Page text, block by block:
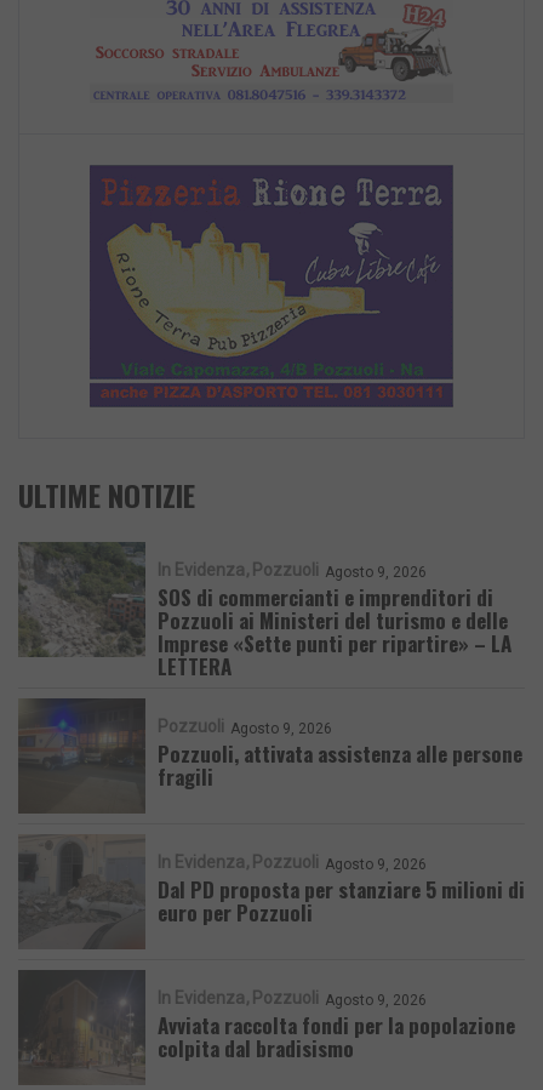
ULTIME NOTIZIE
In Evidenza Pozzuoli Agosto 9, 2026
SOS di commercianti e imprenditori di
Pozzuoli ai Ministeri del turismo e delle
Imprese «Sette punti per ripartire» – LA
LETTERA
Pozzuoli Agosto 9, 2026
Pozzuoli, attivata assistenza alle persone
fragili
In Evidenza Pozzuoli Agosto 9, 2026
Dal PD proposta per stanziare 5 milioni di
euro per Pozzuoli
In Evidenza Pozzuoli Agosto 9, 2026
Avviata raccolta fondi per la popolazione
colpita dal bradisismo